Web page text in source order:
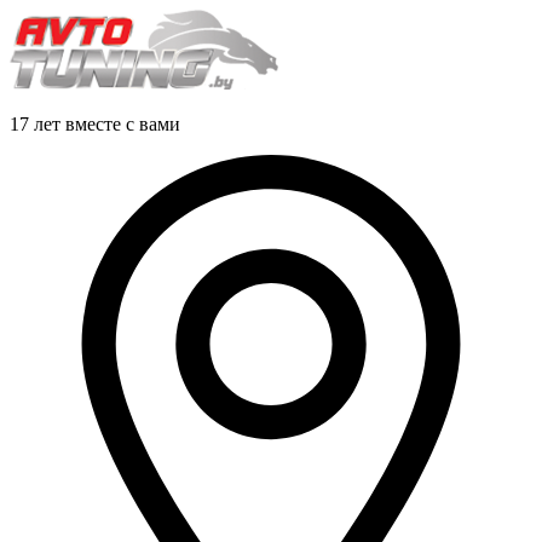
17 лет вместе с вами